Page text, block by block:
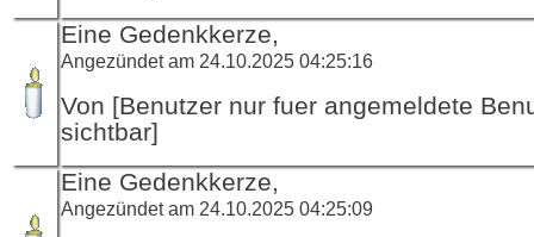
Eine Gedenkkerze,
Angezündet am 24.10.2025 04:25:16
Von [Benutzer nur fuer angemeldete
sichtbar]
Eine Gedenkkerze,
Angezündet am 24.10.2025 04:25:09